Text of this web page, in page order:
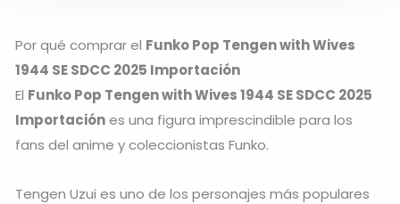
Por qué comprar el Funko Pop Tengen with Wives
1944 SE SDCC 2025 Importación
El Funko Pop Tengen with Wives 1944 SE SDCC 2025
Importaciónes una figura imprescindible para los
fans del anime y coleccionistas Funko.
Tengen Uzui es uno de los personajes más populares